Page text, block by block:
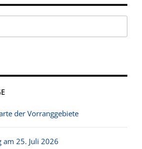
der Vorranggebiete
am 25. Juli 2026